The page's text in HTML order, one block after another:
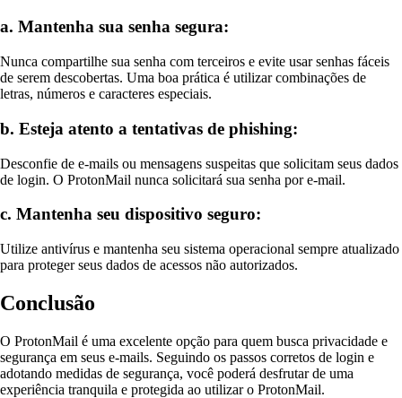
a. Mantenha sua senha segura:
Nunca compartilhe sua senha com terceiros e evite usar senhas fáceis
de serem descobertas. Uma boa prática é utilizar combinações de
letras, números e caracteres especiais.
b. Esteja atento a tentativas de phishing:
Desconfie de e-mails ou mensagens suspeitas que solicitam seus dados
de login. O ProtonMail nunca solicitará sua senha por e-mail.
c. Mantenha seu dispositivo seguro:
Utilize antivírus e mantenha seu sistema operacional sempre atualizado
para proteger seus dados de acessos não autorizados.
Conclusão
O ProtonMail é uma excelente opção para quem busca privacidade e
segurança em seus e-mails. Seguindo os passos corretos de login e
adotando medidas de segurança, você poderá desfrutar de uma
experiência tranquila e protegida ao utilizar o ProtonMail.